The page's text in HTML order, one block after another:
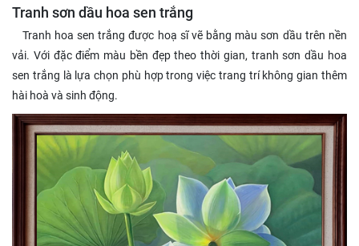
Tranh sơn dầu hoa sen trắng
Tranh hoa sen trắng được hoạ sĩ vẽ bằng màu sơn dầu trên nền
vải. Với đặc điểm màu bền đẹp theo thời gian, tranh sơn dầu hoa
sen trắng là lựa chọn phù hợp trong việc trang trí không gian thêm
hài hoà và sinh động.